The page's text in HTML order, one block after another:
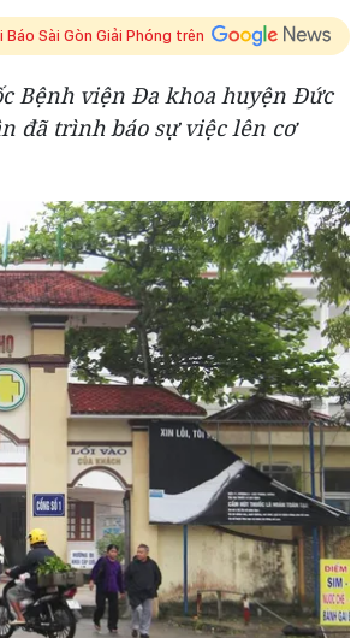
Báo Sài Gòn Giải Phóng trên
Bệnh viện Đa khoa huyện Đức
đã trình báo sự việc lên cơ